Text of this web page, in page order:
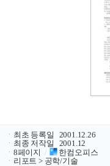
ㆍ 최초 등록일
2001.12.26
ㆍ 최종 저작일
2001.12
ㆍ 8페이지 /
한컴오피스
ㆍ 리포트 > 공학/기술